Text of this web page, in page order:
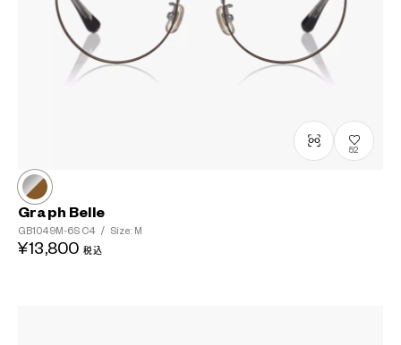
52
Graph Belle
GB1049M-6S C4 / Size: M
¥13,800 税込